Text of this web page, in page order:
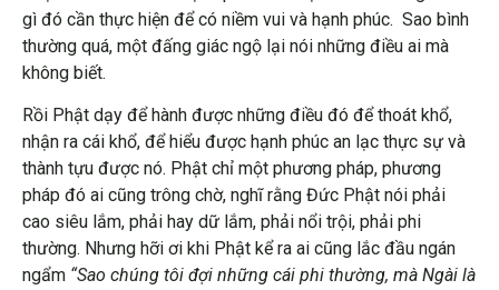
gì đó cần thực hiện để có niềm vui và hạnh phúc. Sao bình
thường quá, một đấng giác ngộ lại nói những điều ai mà
không biết.
Rồi Phật dạy để hành được những điều đó để thoát khổ,
nhận ra cái khổ, để hiểu được hạnh phúc an lạc thực sự và
thành tựu được nó. Phật chỉ một phương pháp, phương
pháp đó ai cũng trông chờ, nghĩ rằng Đức Phật nói phải
cao siêu lắm, phải hay dữ lắm, phải nổi trội, phải phi
thường. Nhưng hỡi ơi khi Phật kể ra ai cũng lắc đầu ngán
ngẩm “Sao chúng tôi đợi những cái phi thường, mà Ngài là